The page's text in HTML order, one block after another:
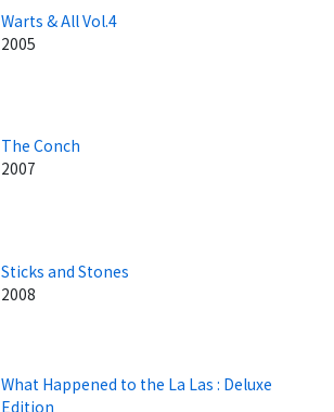
Warts & All Vol.4
2005
The Conch
2007
Sticks and Stones
2008
What Happened to the La Las : Deluxe
Edition